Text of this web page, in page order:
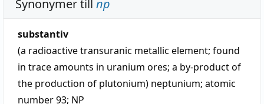
Synonymer till np
substantiv
(a radioactive transuranic metallic element; found
in trace amounts in uranium ores; a by-product of
the production of plutonium) neptunium; atomic
number 93; NP